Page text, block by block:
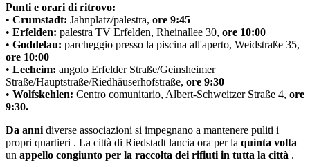
Punti e orari di ritrovo:
• Crumstadt: Jahnplatz/palestra, ore 9:45
• Erfelden: palestra TV Erfelden, Rheinallee 30, ore 10:00
• Goddelau: parcheggio presso la piscina all'aperto, Weidstraße 35,
ore 10:00
• Leeheim: angolo Erfelder Straße/Geinsheimer
Straße/Hauptstraße/Riedhäuserhofstraße, ore 9:30
• Wolfskehlen: Centro comunitario, Albert-Schweitzer Straße 4, ore
9:30.
Da anni diverse associazioni si impegnano a mantenere puliti i
propri quartieri . La città di Riedstadt lancia ora per la quinta volta
un appello congiunto per la raccolta dei rifiuti in tutta la città .